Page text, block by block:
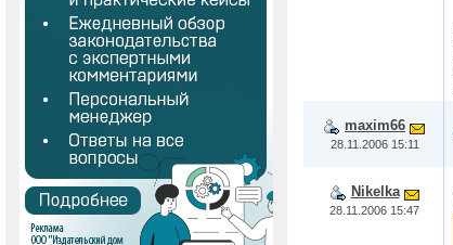
maxim66
28.11.2006 15:11
Nikelka
28.11.2006 15:47